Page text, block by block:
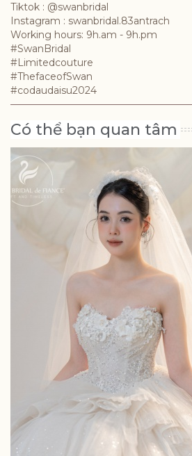
Tiktok : @swanbridal
Instagram : swanbridal.83antrach
Working hours: 9h.am - 9h.pm
#SwanBridal
#Limitedcouture
#ThefaceofSwan
#codaudaisu2024
Có thể bạn quan tâm